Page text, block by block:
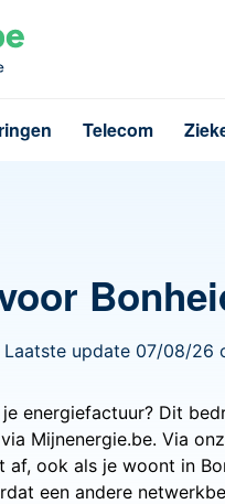
Telecom
Laatste update 07/08/26
energiefactuur? Dit
Mijnenergie.be. Via
ook als je woont in
een andere